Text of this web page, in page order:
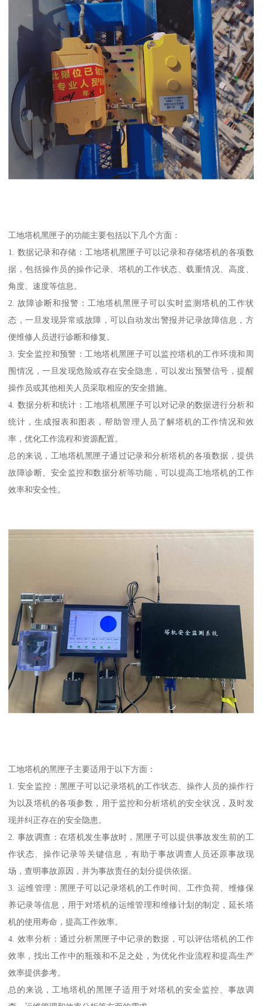
工地塔机黑匣子的功能主要包括以下几个方面：
1. 数据记录和存储：工地塔机黑匣子可以记录和存储塔机的各项数
据，包括操作员的操作记录、塔机的工作状态、载重情况、高度、
角度、速度等信息。
2. 故障诊断和报警：工地塔机黑匣子可以实时监测塔机的工作状
态，一旦发现异常或故障，可以自动发出警报并记录故障信息，方
便维修人员进行诊断和修复。
3. 安全监控和预警：工地塔机黑匣子可以监控塔机的工作环境和周
围情况，一旦发现危险或存在安全隐患，可以发出预警信号，提醒
操作员或其他相关人员采取相应的安全措施。
4. 数据分析和统计：工地塔机黑匣子可以对记录的数据进行分析和
统计，生成报表和图表，帮助管理人员了解塔机的工作情况和效
率，优化工作流程和资源配置。
总的来说，工地塔机黑匣子通过记录和分析塔机的各项数据，提供
故障诊断、安全监控和数据分析等功能，可以提高工地塔机的工作
效率和安全性。
工地塔机的黑匣子主要适用于以下方面：
1. 安全监控：黑匣子可以记录塔机的工作状态、操作人员的操作行
为以及塔机的各项参数，用于监控和分析塔机的安全状况，及时发
现并纠正存在的安全隐患。
2. 事故调查：在塔机发生事故时，黑匣子可以提供事故发生前的工
作状态、操作记录等关键信息，有助于事故调查人员还原事故现
场，查明事故原因，并为事故责任的划分提供依据。
3. 运维管理：黑匣子可以记录塔机的工作时间、工作负荷、维修保
养记录等信息，用于对塔机的运维管理和维修计划的制定，延长塔
机的使用寿命，提高工作效率。
4. 效率分析：通过分析黑匣子中记录的数据，可以评估塔机的工作
效率，找出工作中的瓶颈和不足之处，为优化作业流程和提高生产
效率提供参考。
总的来说，工地塔机的黑匣子适用于对塔机的安全监控、事故调